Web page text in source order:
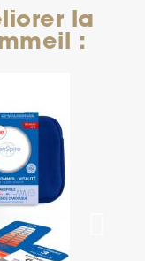
la
: